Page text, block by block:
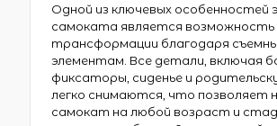
Одной из ключевых особенностей
самоката является возможность
трансформации благодаря
элементам. Все детали, включая
фиксаторы, сиденье и
легко снимаются, что позволяет
самокат на любой возраст и